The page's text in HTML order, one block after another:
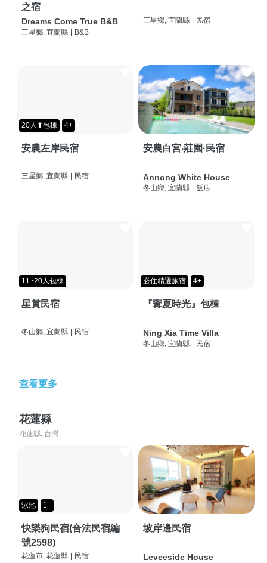
之宿
Dreams Come True B&B
三星鄉, 宜蘭縣 | B&B
三星鄉, 宜蘭縣 | 民宿
20人⬆包棟 4+
安農左岸民宿
三星鄉, 宜蘭縣 | 民宿
安農白宮‧莊園·民宿
Annong White House
冬山鄉, 宜蘭縣 | 飯店
11~20人包棟
星賞民宿
冬山鄉, 宜蘭縣 民宿
必住精選旅宿 4+
『寗夏時光』包棟
Ning Xia Time Villa
冬山鄉, 宜蘭縣 民宿
查看更多
花蓮縣
花蓮縣, 台灣
泳池 1+
快樂狗民宿(合法民宿編
號2598)
花蓮市, 花蓮縣 民宿
坡岸邊民宿
Leveeside House